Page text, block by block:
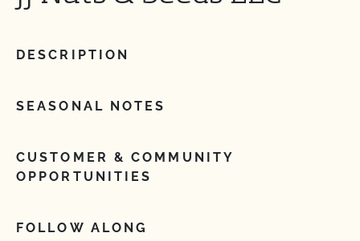
DESCRIPTION
SEASONAL NOTES
CUSTOMER & COMMUNITY
OPPORTUNITIES
FOLLOW ALONG